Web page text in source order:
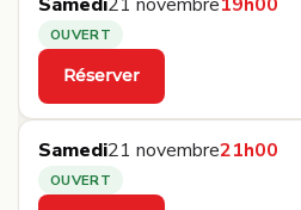
OUVERT
Réserver
·
Samedi21 novembre21h00
OUVERT